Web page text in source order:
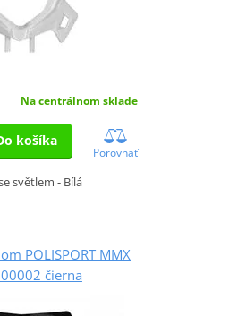
Na centrálnom sklade
košíka
Porovnať
světlem - Bílá
POLISPORT MMX
čierna